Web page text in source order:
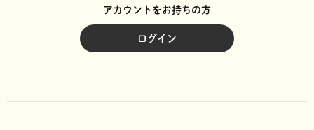
アカウントをお持ちの方
ログイン